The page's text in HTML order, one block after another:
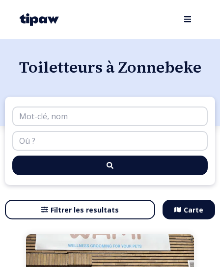
Toiletteurs à Zonnebeke
Filtrer les resultats Carte